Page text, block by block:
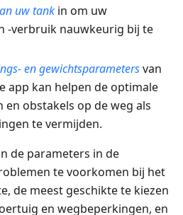
uw tank in om uw
-verbruik nauwkeurig bij te
en gewichtsparametersvan
app kan helpen de optimale
obstakels op de weg als
te vermijden.
de parameters in de
te voorkomen bij het
de meest geschikte te kiezen
en wegbeperkingen, en